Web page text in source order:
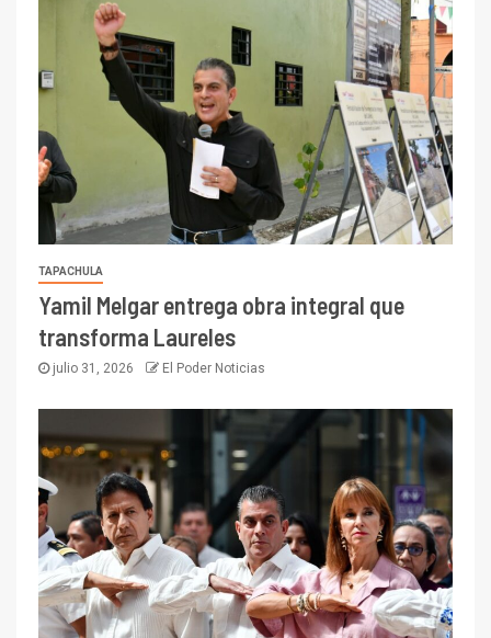
TAPACHULA
Yamil Melgar entrega obra integral que
transforma Laureles
julio 31, 2026 El Poder Noticias